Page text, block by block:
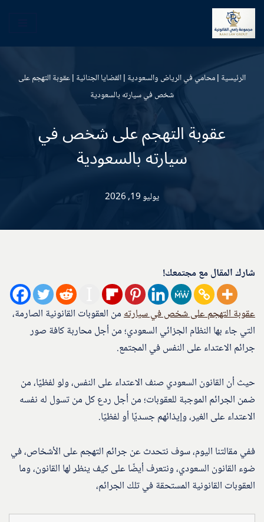
تخطى
المحتوى
الرئيسية |محامي في الرياض والسعودية |القضايا الجنائية |عقوبة التهجم على
شخص في سيارته بالسعودية
عقوبة التهجم على شخص في
سيارته بالسعودية
يوليو 19, 2026
شارك المقال مع مجتمعك!
عقوبة التهجم على شخص في سيارتهمن العقوبات القانونية الصارمة،
التي جاء بها النظام الجزائي السعودي؛ من أجل محاربة كافة صور
جرائم الاعتداء على النفس في المجتمع.
حيث أن القانون السعودي صنف الاعتداء على النفس، ولو لفظيًا، من
ضمن الجرائم الموجبة للعقوبات؛ من أجل ردع كل من تسول له نفسه
الاعتداء على الغير، وإيذائهم جسديًا أو لفظيًا.
ففي مقالتنا اليوم، سوف نتحدث عن جرائم التهجم على الأشخاص، في
ضوء القانون السعودي، ونتعرف أيضًا على كيف ينظر لها القانون، وما
العقوبات القانونية المستحقة في تلك الجرائم،